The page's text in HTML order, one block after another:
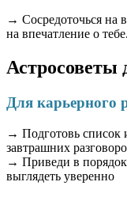
→ Сосредоточься на
на впечатление о тебе.
Астросоветы
Для карьерного
→ Подготовь список
завтрашних
→ Приведи в
выглядеть уверенно